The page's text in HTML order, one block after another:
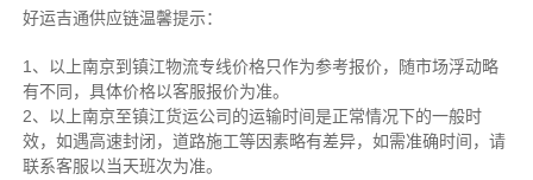
好运吉通供应链温馨提示：
1、以上南京到镇江物流专线价格只作为参考报价，随市场浮动略
有不同，具体价格以客服报价为准。
2、以上南京至镇江货运公司的运输时间是正常情况下的一般时
效，如遇高速封闭，道路施工等因素略有差异，如需准确时间，请
联系客服以当天班次为准。